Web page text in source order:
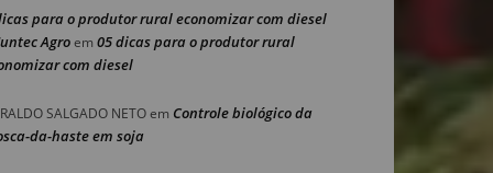
para o produtor rural economizar com diesel
Agroem 05 dicas para o produtor rural
com diesel
SALGADO NETOem Controle biológico da
da-haste em soja